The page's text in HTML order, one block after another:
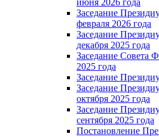
Заседание
февраля 2026 года
Заседание
декабря 2025 года
Заседание
2025 года
Заседание
Заседание
октября 2025 года
Заседание
сентября 2025 года
Постановление